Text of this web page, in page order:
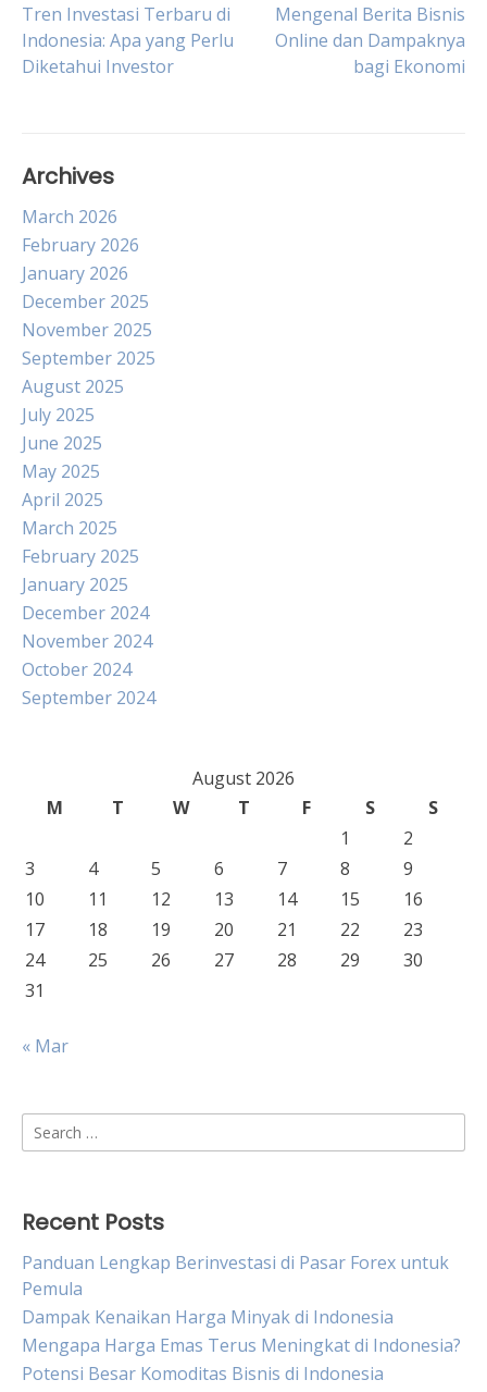
Post
navigation
Tren Investasi Terbaru di
Indonesia: Apa yang Perlu
Diketahui Investor
Mengenal Berita Bisnis
Online dan Dampaknya
bagi Ekonomi
Archives
March 2026
February 2026
January 2026
December 2025
November 2025
September 2025
August 2025
July 2025
June 2025
May 2025
April 2025
March 2025
February 2025
January 2025
December 2024
November 2024
October 2024
September 2024
August 2026
M
T W T F S
S
1
2
3
4 5 6 7 8
9
10
11 12 13 14 15
16
17
18 19 20 21 22
23
24
25 26 27 28 29
30
31
« Mar
Search
for:
Recent Posts
Panduan Lengkap Berinvestasi di Pasar Forex untuk
Pemula
Dampak Kenaikan Harga Minyak di Indonesia
Mengapa Harga Emas Terus Meningkat di Indonesia?
Potensi Besar Komoditas Bisnis di Indonesia